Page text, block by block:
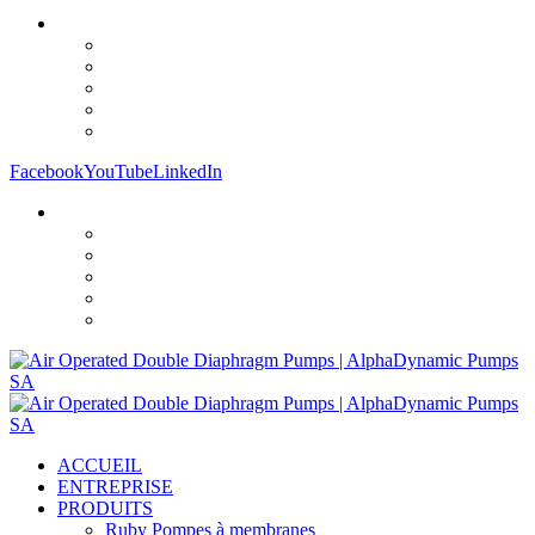
FacebookYouTubeLinkedIn
ACCUEIL
ENTREPRISE
PRODUITS
Ruby Pompes à membranes